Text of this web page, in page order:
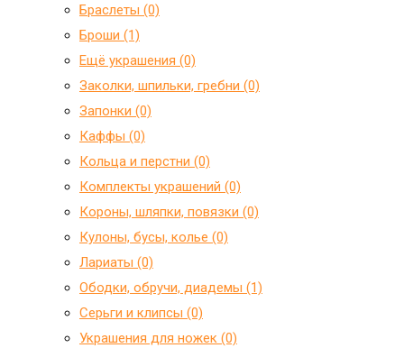
Браслеты (0)
Броши (1)
Ещё украшения (0)
Заколки, шпильки, гребни (0)
Запонки (0)
Каффы (0)
Кольца и перстни (0)
Комплекты украшений (0)
Короны, шляпки, повязки (0)
Кулоны, бусы, колье (0)
Лариаты (0)
Ободки, обручи, диадемы (1)
Серьги и клипсы (0)
Украшения для ножек (0)